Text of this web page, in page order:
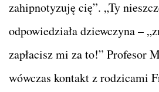
zahipnotyzuję cię”. „Ty
odpowiedziała dziewczyna –
zapłacisz mi za to!” Profesor
wówczas kontakt z rodzicami